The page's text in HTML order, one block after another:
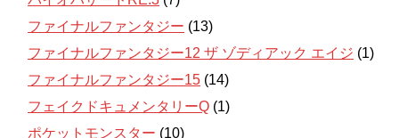
ファイナルファンタジー (13)
ファイナルファンタジー12 ザ ゾディアック エイジ (1)
ファイナルファンタジー15 (14)
フェイクドキュメンタリーQ (1)
ポケットモンスター (10)